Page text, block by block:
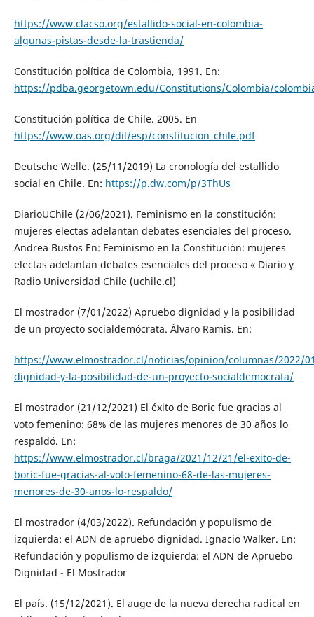
https://www.clacso.org/estallido-social-en-colombia-
algunas-pistas-desde-la-trastienda/
Constitución política de Colombia, 1991. En:
https://pdba.georgetown.edu/Constitutions/Colombia/
Constitución política de Chile. 2005. En
https://www.oas.org/dil/esp/constitucion_chile.pdf
Deutsche Welle. (25/11/2019) La cronología del estallido
social en Chile. En: https://p.dw.com/p/3ThUs
DiarioUChile (2/06/2021). Feminismo en la constitución:
mujeres electas adelantan debates esenciales del proceso.
Andrea Bustos En: Feminismo en la Constitución: mujeres
electas adelantan debates esenciales del proceso « Diario y
Radio Universidad Chile (uchile.cl)
El mostrador (7/01/2022) Apruebo dignidad y la posibilidad
de un proyecto socialdemócrata. Álvaro Ramis. En:
https://www.elmostrador.cl/noticias/opinion/columnas/2022/
dignidad-y-la-posibilidad-de-un-proyecto-socialdemocrata/
El mostrador (21/12/2021) El éxito de Boric fue gracias al
voto femenino: 68% de las mujeres menores de 30 años lo
respaldó. En:
https://www.elmostrador.cl/braga/2021/12/21/el-exito-de-
boric-fue-gracias-al-voto-femenino-68-de-las-mujeres-
menores-de-30-anos-lo-respaldo/
El mostrador (4/03/2022). Refundación y populismo de
izquierda: el ADN de apruebo dignidad. Ignacio Walker. En:
Refundación y populismo de izquierda: el ADN de Apruebo
Dignidad - El Mostrador
El país. (15/12/2021). El auge de la nueva derecha radical en